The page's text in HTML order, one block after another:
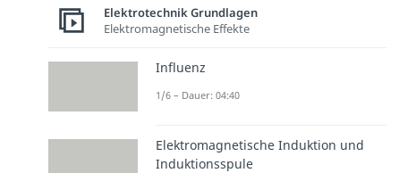
Elektrotechnik Grundlagen
Elektromagnetische Effekte
Influenz
1/6 – Dauer: 04:40
Elektromagnetische Induktion und
Induktionsspule